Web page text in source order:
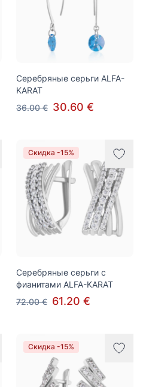
Серебряные серьги ALFA-
KARAT
36.00 € 30.60 €
Скидка -15%
Серебряные серьги с
фианитами ALFA-KARAT
72.00 € 61.20 €
Скидка -15%